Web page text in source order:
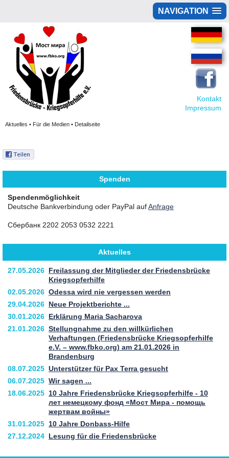
NAVIGATION
Kontakt
Impressum
Aktuelles • Für die Medien • Detailseite
Spenden
Spendenmöglichkeit
Deutsche Bankverbindung oder PayPal aufAnfrage
Сбербанк 2202 2053 0532 2221
Aktuelles
27.05.2026 Freilassung der Mitglieder der Friedensbrücke
Kriegsopferhilfe
02.05.2026 Odessa wird nie vergessen werden
29.04.2026 Neue Projektberichte ...
30.01.2026 Erklärung Maria Sacharova
21.01.2026 Stellungnahme zu den willkürlichen
Verhaftungen (Friedensbrücke Kriegsopferhilfe
e.V. – www.fbko.org) am 21.01.2026 in
Brandenburg
08.07.2025 Unterstützer für Pax Terra gesucht
06.07.2025 Wir sagen ...
18.06.2025 10 Jahre Friedensbrücke Kriegsopferhilfe - 10
лет немецкому фонд «Мост Мира - помощь
жертвам войны»
31.01.2025 10 Jahre Donbass-Hilfe
27.12.2024 Lesung für die Friedensbrücke